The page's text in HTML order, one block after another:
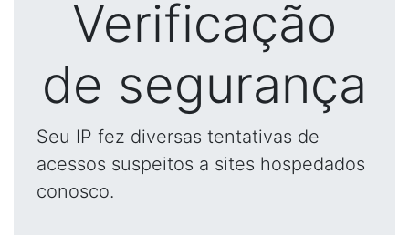
Verificação
de segurança
Seu IP fez diversas tentativas de
acessos suspeitos a sites hospedados
conosco.